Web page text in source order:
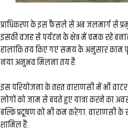
प्राध‍िकरण के इस फैसले से अब जलमार्ग से
इसकी वजह से पर्यटन के क्षेत्र में चमक रहे
हालांक‍ि तय किए गए समय के अनुसार काम
नया अनुभव म‍िलना तय है.
इस परियोजना के तहत वाराणसी में भी
लोगों को जाम से बचते हुए यात्रा करने का
बल्कि प्रदूषण को भी कम करेगा. वाराणसी
शामिल हैं.